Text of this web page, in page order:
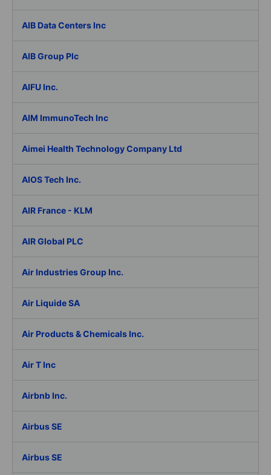
AIB Data Centers Inc
AIB Group Plc
AIFU Inc.
AIM ImmunoTech Inc
Aimei Health Technology Company Ltd
AIOS Tech Inc.
AIR France - KLM
AIR Global PLC
Air Industries Group Inc.
Air Liquide SA
Air Products & Chemicals Inc.
Air T Inc
Airbnb Inc.
Airbus SE
Airbus SE